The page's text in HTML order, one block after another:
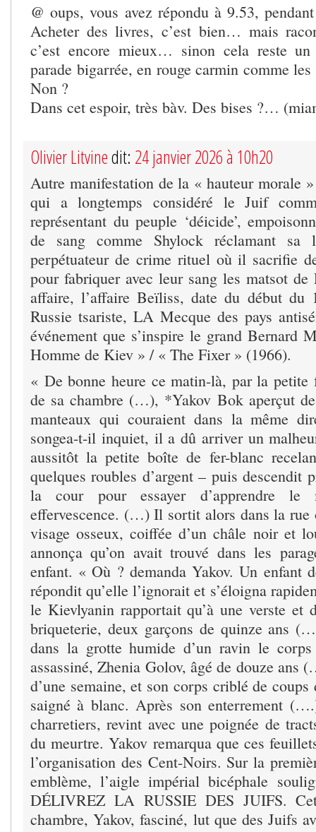
@ oups, vous avez répondu à 9.53,
Acheter des livres, c’est bien… mais
c’est encore mieux… sinon cela reste
parade bigarrée, en rouge carmin comme
Non ?
Dans cet espoir, très bàv. Des bises ?…
Olivier Litvinedit: 24 janvier 2026 à 10h20
Autre manifestation de la « hauteur morale
qui a longtemps considéré le Juif
représentant du peuple ‘déicide’,
de sang comme Shylock réclamant
perpétuateur de crime rituel où il sacrifie
pour fabriquer avec leur sang les matsot de
affaire, l’affaire Beïliss, date du début du
Russie tsariste, LA Mecque des pays
événement que s’inspire le grand Bernard
Homme de Kiev » / « The Fixer » (1966).
« De bonne heure ce matin-là, par la petite
de sa chambre (…), *Yakov Bok aperçut
manteaux qui couraient dans la même
songea-t-il inquiet, il a dû arriver un
aussitôt la petite boîte de fer-blanc
quelques roubles d’argent – puis descendit
la cour pour essayer d’apprendre le
effervescence. (…) Il sortit alors dans la rue
visage osseux, coiffée d’un châle noir et
annonça qu’on avait trouvé dans les
enfant. « Où ? demanda Yakov. Un enfant
répondit qu’elle l’ignorait et s’éloigna
le Kievlyanin rapportait qu’à une verste et
briqueterie, deux garçons de quinze ans
dans la grotte humide d’un ravin le corps
assassiné, Zhenia Golov, âgé de douze ans
d’une semaine, et son corps criblé de coups
saigné à blanc. Après son enterrement
charretiers, revint avec une poignée de
du meurtre. Yakov remarqua que ces
l’organisation des Cent-Noirs. Sur la
emblème, l’aigle impérial bicéphale
DÉLIVREZ LA RUSSIE DES JUIFS.
chambre, Yakov, fasciné, lut que des Juifs